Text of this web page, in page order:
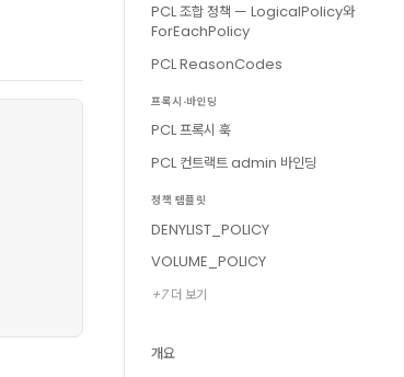
PCL 조합 정책 — LogicalPolicy와
ForEachPolicy
PCL ReasonCodes
프록시·바인딩
PCL 프록시 훅
PCL 컨트랙트 admin 바인딩
정책 템플릿
DENYLIST_POLICY
VOLUME_POLICY
+7 더 보기
개요